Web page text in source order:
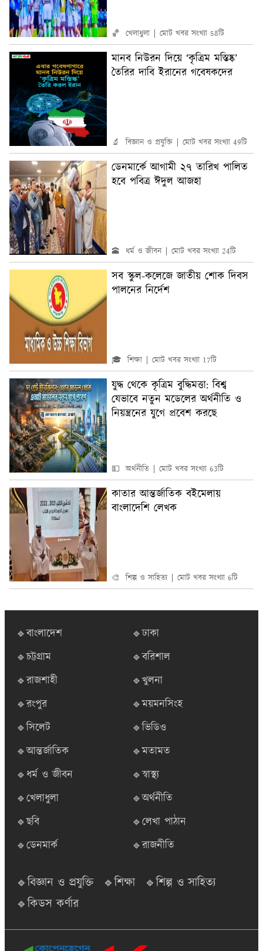
🏀 খেলাধুলা মোট খবর সংখ্যা 58টি
মানব নিউরন দিয়ে ‘কৃত্রিম মস্তিষ্ক’
তৈরির দাবি ইরানের গবেষকদের
🔬 বিজ্ঞান ও প্রযুক্তি মোট খবর সংখ্যা 49টি
ডেনমার্কে আগামী ২৭ তারিখ পালিত
হবে পবিত্র ঈদুল আজহা
🕋 ধর্ম ও জীবন মোট খবর সংখ্যা 24টি
সব স্কুল-কলেজে জাতীয় শোক দিবস
পালনের নির্দেশ
🎓 শিক্ষা মোট খবর সংখ্যা 17টি
যুদ্ধ থেকে কৃত্রিম বুদ্ধিমত্তা: বিশ্ব
যেভাবে নতুন মডেলের অর্থনীতি ও
নিয়ন্ত্রনের যুগে প্রবেশ করছে
💵 অর্থনীতি মোট খবর সংখ্যা 63টি
কাতার আন্তর্জাতিক বইমেলায়
বাংলাদেশি লেখক
🎨 শিল্প ও সাহিত্য মোট খবর সংখ্যা 6টি
🔹বাংলাদেশ
🔹ঢাকা
🔹চট্টগ্রাম
🔹বরিশাল
🔹রাজশাহী
🔹খুলনা
🔹রংপুর
🔹ময়মনসিংহ
🔹সিলেট
🔹ভিডিও
🔹আন্তর্জাতিক
🔹মতামত
🔹ধর্ম ও জীবন
🔹স্বাস্থ্য
🔹খেলাধুলা
🔹অর্থনীতি
🔹ছবি
🔹লেখা পাঠান
🔹ডেনমার্ক
🔹রাজনীতি
🔹বিজ্ঞান ও প্রযুক্তি 🔹শিক্ষা
🔹শিল্প ও সাহিত্য
🔹কিডস কর্ণার